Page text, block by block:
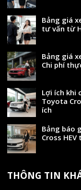
Bảng giá
tư vấn từ
Bảng giá
Chi phí
Lợi ích khi
Toyota
ích
Bảng báo
Cross
THÔNG TIN